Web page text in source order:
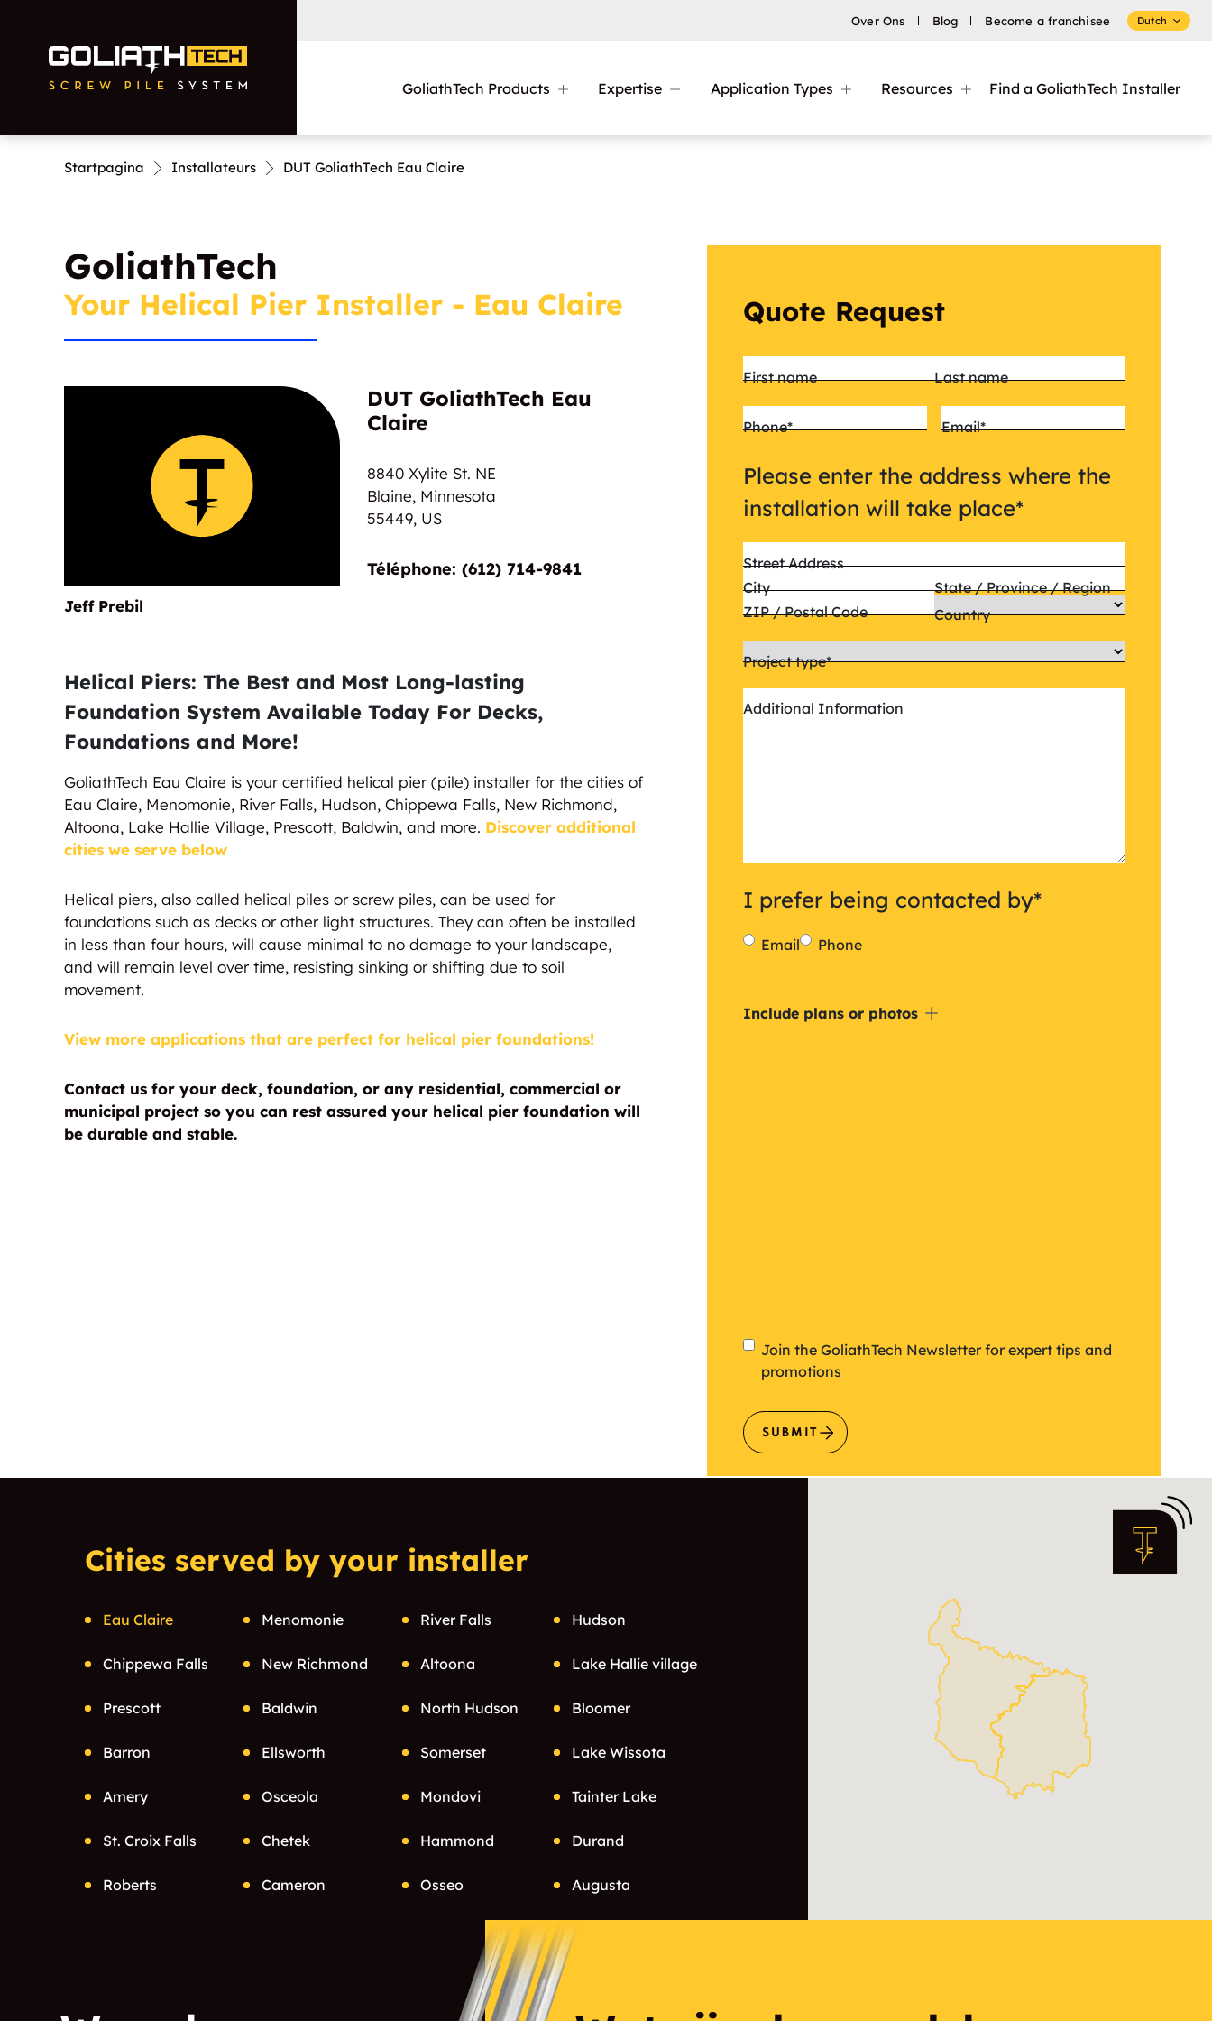
Over Ons Blog Become a franchisee Dutch
GoliathTech Products Expertise Application Types
Residential
Commercial and
Municipal
Foundation Repairs
Resources Find a GoliathTech Installer
Startpagina Installateurs DUT GoliathTech Eau Claire
GoliathTech
Your Helical Pier Installer - Eau Claire
Jeff Prebil
DUT GoliathTech Eau
Claire
8840 Xylite St. NE
Blaine, Minnesota
55449, US
Téléphone: (612) 714-9841
Helical Piers: The Best and Most Long-lasting
Foundation System Available Today For Decks,
Foundations and More!
GoliathTech Eau Claire is your certified helical pier (pile) installer for the cities of
Eau Claire, Menomonie, River Falls, Hudson, Chippewa Falls, New Richmond,
Altoona, Lake Hallie Village, Prescott, Baldwin, and more. Discover additional
cities we serve below
Helical piers, also called helical piles or screw piles, can be used for
foundations such as decks or other light structures. They can often be installed
in less than four hours, will cause minimal to no damage to your landscape,
and will remain level over time, resisting sinking or shifting due to soil
movement.
View more applications that are perfect for helical pier foundations!
Contact us for your deck, foundation, or any residential, commercial or
municipal project so you can rest assured your helical pier foundation will
be durable and stable.
Quote Request
Name*
First name Last name
Phone* Email*
Please enter the address where the
installation will take place*
Street Address
City
State / Province / Region
ZIP / Postal Code
Country
Project type*
Additional Information
I prefer being contacted by*
Email Phone
Include
Include plans or photos
Newsletter
Join the GoliathTech Newsletter for expert tips and
promotions
SUBMIT
Cities served by your installer
Eau Claire Menomonie River Falls Hudson
Chippewa Falls New Richmond Altoona Lake Hallie village
Prescott Baldwin North Hudson Bloomer
Barron Ellsworth Somerset Lake Wissota
Amery Osceola Mondovi Tainter Lake
St. Croix Falls Chetek Hammond Durand
Roberts Cameron Osseo Augusta
Independence
Fall Creek